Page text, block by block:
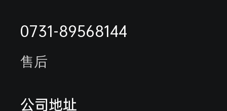
未拍摄客户名单
客户来访
参观供应商
合作伙伴
客户服务
0731-89568144
售后
公司地址